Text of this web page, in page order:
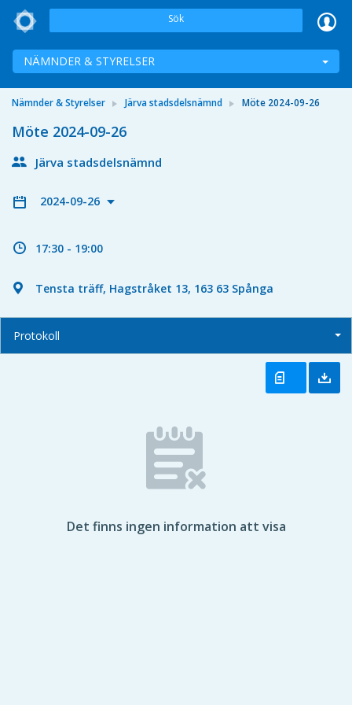
Sök
NÄMNDER & STYRELSER
Nämnder & Styrelser Järva stadsdelsnämnd Möte 2024-09-26
Möte 2024-09-26
Järva stadsdelsnämnd
2024-09-26
17:30 - 19:00
Tensta träff, Hagstråket 13, 163 63 Spånga
Protokoll
Det finns ingen information att visa